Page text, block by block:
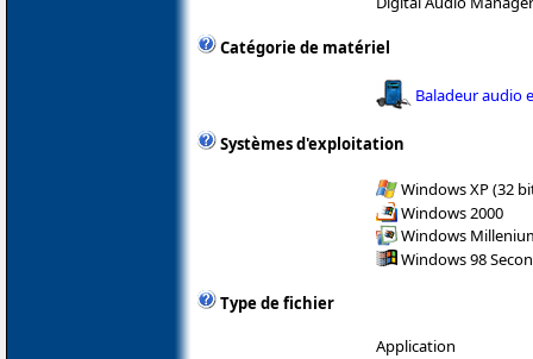
Catégorie de matériel
Baladeur audio
Systèmes d'exploitation
Windows XP (32
Windows 2000
Windows
Windows 98
Type de fichier
Application